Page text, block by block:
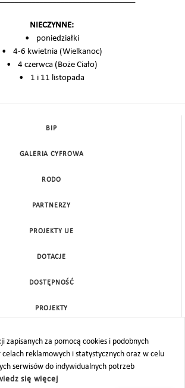
NIECZYNNE:
• poniedziałki
• 4-6 kwietnia (Wielkanoc)
• 4 czerwca (Boże Ciało)
• 1 i 11 listopada
zapisanych za pomocą cookies i podobnych
reklamowych i statystycznych oraz w celu
serwisów do indywidualnych potrzeb
się więcej
BIP
GALERIA CYFROWA
RODO
PARTNERZY
PROJEKTY UE
DOTACJE
DOSTĘPNOŚĆ
PROJEKTY
MAPA STRONY